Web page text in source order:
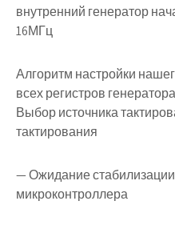
внутренний генератор
16МГц
Алгоритм настройки
всех регистров
Выбор источника
тактирования
— Ожидание
микроконтроллера